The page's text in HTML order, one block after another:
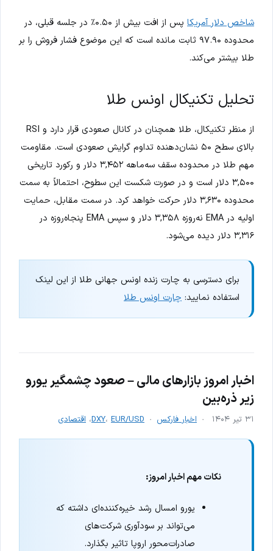
شاخص دلار آمریکا
پس از افت بیش از ۰.۵۰٪ در جلسه قبلی، در
محدوده ۹۷.۹۰ ثابت مانده است که این موضوع فشار فروش را بر
طلا بیشتر می‌کند.
تحلیل تکنیکال اونس طلا
از منظر تکنیکال، طلا همچنان در کانال صعودی قرار دارد و RSI
بالای سطح ۵۰ نشان‌دهنده تداوم گرایش صعودی است. مقاومت
مهم طلا در محدوده سقف سه‌ماهه ۳,۴۵۲ دلار و رکورد تاریخی
۳,۵۰۰ دلار است و در صورت شکست این سطوح، احتمالاً به سمت
محدوده ۳,۶۳۰ دلار حرکت خواهد کرد. در سمت مقابل، حمایت
اولیه در EMA نه‌روزه ۳,۳۵۸ دلار و سپس EMA پنجاه‌روزه در
۳,۳۱۶ دلار دیده می‌شود.
برای دسترسی به چارت زنده اونس جهانی طلا از این لینک
استفاده نمایید: چارت اونس طلا
اخبار امروز بازارهای مالی – صعود چشمگیر یورو
زیر ذره‌بین
۳۱ تیر ۱۴۰۴ اخبار فارکس DXY، EUR/USD ، اقتصادی
نکات مهم اخبار امروز:
یورو امسال رشد خیره‌کننده‌ای داشته که
می‌تواند بر سودآوری شرکت‌های
صادرات‌محور اروپا تاثیر بگذارد.